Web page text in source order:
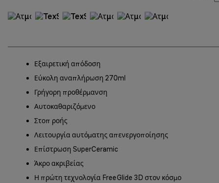
Εξαιρετική απόδοση
Εύκολη αναπλήρωση 270ml
Γρήγορη προθέρμανση
Αυτοκαθαριζόμενο
Στοπ ροής
Λειτουργία αυτόματης απενεργοποίησης
Επίστρωση SuperCeramic
Άκρο ακριβείας
Η πρώτη τεχνολογία FreeGlide 3D στον κόσμο